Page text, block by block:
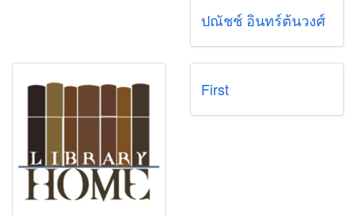
ปณัชช์ อินทร์ต้นวงศ์
First